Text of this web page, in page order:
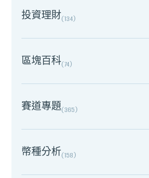
投資理財(134)
區塊百科(74)
賽道專題(365)
幣種分析(158)